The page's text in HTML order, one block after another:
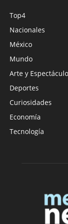
Top4
Nacionales
México
Mundo
Arte y Espectáculo
Deportes
Curiosidades
Economía
Tecnología